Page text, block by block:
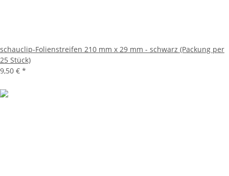
schauclip-Folienstreifen 210 mm x 29 mm - schwarz (Packung per
25 Stück)
9,50 € *